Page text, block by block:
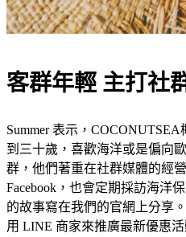
客群年輕 主打社
Summer 表示，COCONUTSEA
到三十歲，喜歡海洋或是偏向
群，他們著重在社群媒體的經
Facebook，也會定期採訪海洋
的故事寫在我們的官網上分享
用 LINE 商家來推廣最新優惠活